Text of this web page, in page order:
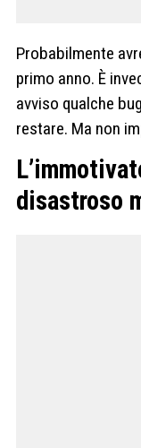
Probabilmente
primo anno. È
avviso qualche
restare. Ma non
disastroso